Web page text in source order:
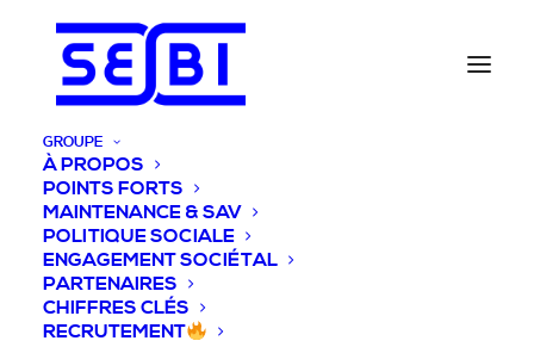
GROUPE
À PROPOS
POINTS FORTS
MAINTENANCE & SAV
POLITIQUE SOCIALE
ENGAGEMENT SOCIÉTAL
PARTENAIRES
CHIFFRES CLÉS
RECRUTEMENT